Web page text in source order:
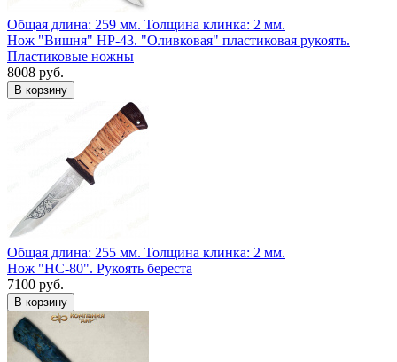
Общая длина: 259 мм. Толщина клинка: 2 мм.
Нож "Вишня" НР-43. "Оливковая" пластиковая рукоять.
Пластиковые ножны
8008 руб.
Общая длина: 255 мм. Толщина клинка: 2 мм.
Нож "НС-80". Рукоять береста
7100 руб.